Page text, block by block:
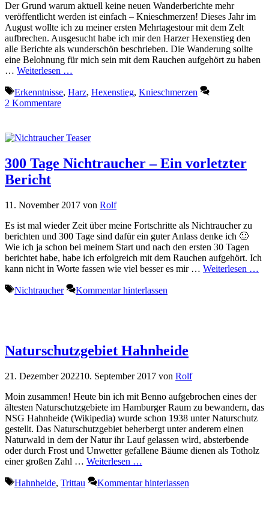
Der Grund warum aktuell keine neuen Wanderberichte mehr
veröffentlicht werden ist einfach – Knieschmerzen! Dieses Jahr im
August wollte ich zu meiner ersten Mehrtagestour mit dem Zelt
aufbrechen. Ausgesucht habe ich mir den Harzer Hexenstieg den
alle Berichte als wunderschön beschrieben. Die Wanderung sollte
eine Belohnung für mich sein mit dem Rauchen aufgehört zu haben
… Weiterlesen …
Schlagwörter
Erkenntnisse, Harz, Hexenstieg, Knieschmerzen
2 Kommentare
300 Tage Nichtraucher – Ein vorletzter
Bericht
11. November 2017 von Rolf
Es ist mal wieder Zeit über meine Fortschritte als Nichtraucher zu
berichten und 300 Tage sind dafür ein guter Anlass denke ich 🙂
Wie ich ja schon bei meinem Start und nach den ersten 30 Tagen
berichtet habe, habe ich erfolgreich mit dem Rauchen aufgehört. Ich
kann nicht in Worte fassen wie viel besser es mir … Weiterlesen …
Schlagwörter
Nichtraucher Kommentar hinterlassen
Naturschutzgebiet Hahnheide
21. Dezember 202210. September 2017 von Rolf
Moin zusammen! Heute bin ich mit Benno aufgebrochen eines der
ältesten Naturschutzgebiete im Hamburger Raum zu bewandern, das
NSG Hahnheide (Wikipedia) wurde schon 1938 unter Naturschutz
gestellt. Das Naturschutzgebiet beherbergt unter anderem einen
Naturwald in dem der Natur ihr Lauf gelassen wird, absterbende
oder durch Frost und Unwetter gefallene Bäume dienen als Totholz
einer großen Zahl … Weiterlesen …
Schlagwörter
Hahnheide, Trittau Kommentar hinterlassen